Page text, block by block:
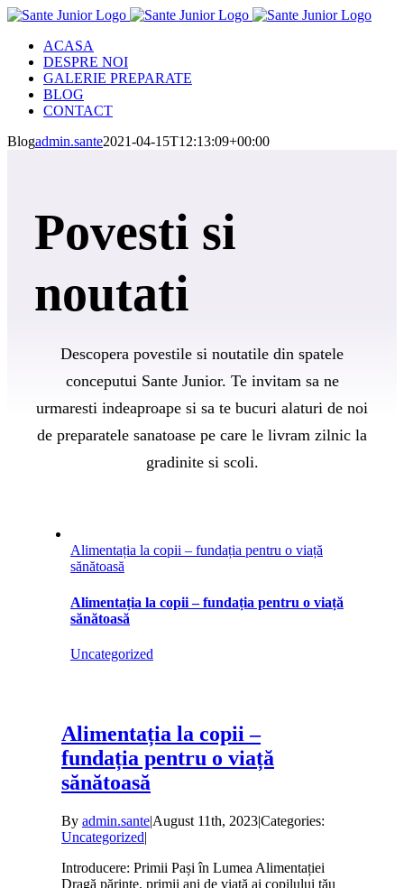
Skip
contentACASA
DESPRE NOI
GALERIE PREPARATE
BLOG
CONTACT
Blogadmin.sante2021-04-15T12:13:09+00:00
Povesti si
noutati
Descopera povestile si noutatile din spatele
conceputui Sante Junior. Te invitam sa ne
urmaresti indeaproape si sa te bucuri alaturi de noi
de preparatele sanatoase pe care le livram zilnic la
gradinite si scoli.
Alimentația la copii – fundația pentru o viață
sănătoasă
Alimentația la copii – fundația pentru o viață
sănătoasă
Uncategorized
Alimentația la copii –
fundația pentru o viață
sănătoasă
By admin.sante|August 11th, 2023|Categories:
Uncategorized|
Introducere: Primii Pași în Lumea Alimentației
Dragă părinte, primii ani de viață ai copilului tău